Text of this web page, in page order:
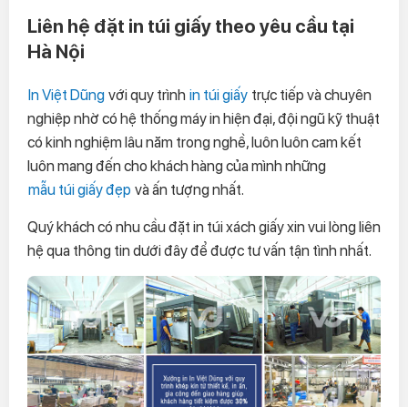
Liên hệ đặt in túi giấy theo yêu cầu tại
Hà Nội
In Việt Dũng với quy trình in túi giấy trực tiếp và chuyên
nghiệp nhờ có hệ thống máy in hiện đại, đội ngũ kỹ thuật
có kinh nghiệm lâu năm trong nghề, luôn luôn cam kết
luôn mang đến cho khách hàng của mình những
mẫu túi giấy đẹp và ấn tượng nhất.
Quý khách có nhu cầu đặt in túi xách giấy xin vui lòng liên
hệ qua thông tin dưới đây để được tư vấn tận tình nhất.